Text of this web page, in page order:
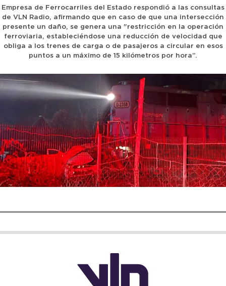
Empresa de Ferrocarriles del Estado respondió a las consultas
de VLN Radio, afirmando que en caso de que una intersección
presente un daño, se genera una "restricción en la operación
ferroviaria, estableciéndose una reducción de velocidad que
obliga a los trenes de carga o de pasajeros a circular en esos
puntos a un máximo de 15 kilómetros por hora”.